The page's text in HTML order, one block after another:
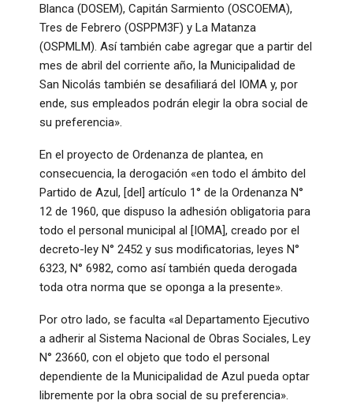
Blanca (DOSEM), Capitán Sarmiento (OSCOEMA),
Tres de Febrero (OSPPM3F) y La Matanza
(OSPMLM). Así también cabe agregar que a partir del
mes de abril del corriente año, la Municipalidad de
San Nicolás también se desafiliará del IOMA y, por
ende, sus empleados podrán elegir la obra social de
su preferencia».
En el proyecto de Ordenanza de plantea, en
consecuencia, la derogación «en todo el ámbito del
Partido de Azul, [del] artículo 1° de la Ordenanza N°
12 de 1960, que dispuso la adhesión obligatoria para
todo el personal municipal al [IOMA], creado por el
decreto-ley N° 2452 y sus modificatorias, leyes N°
6323, N° 6982, como así también queda derogada
toda otra norma que se oponga a la presente».
Por otro lado, se faculta «al Departamento Ejecutivo
a adherir al Sistema Nacional de Obras Sociales, Ley
N° 23660, con el objeto que todo el personal
dependiente de la Municipalidad de Azul pueda optar
libremente por la obra social de su preferencia».